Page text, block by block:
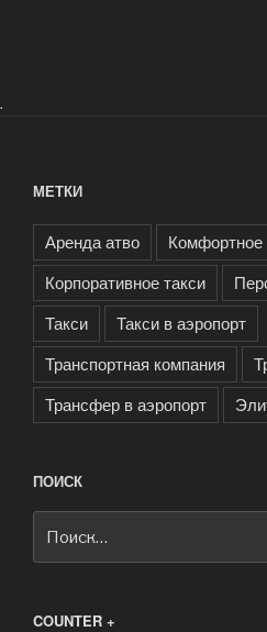
.
МЕТКИ
Аренда атво
Комфортное
Корпоративное такси
Такси
Такси в аэропорт
Транспортная компания
Трансфер в аэропорт
ПОИСК
COUNTER +